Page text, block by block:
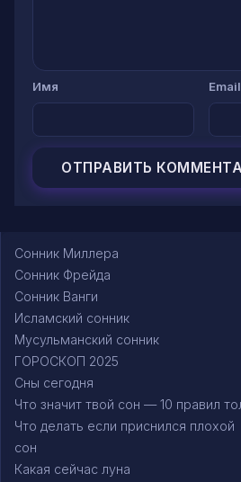
Имя Email
Сонник Миллера
Сонник Фрейда
Сонник Ванги
Исламский сонник
Мусульманский сонник
ГОРОСКОП 2025
Сны сегодня
Что значит твой сон — 10 правил
Что делать если приснился плохой
сон
Какая сейчас луна